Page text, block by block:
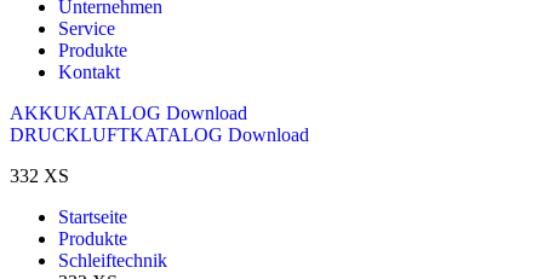
Unternehmen
Service
Produkte
Kontakt
AKKUKATALOG Download
DRUCKLUFTKATALOG Download
332 XS
Startseite
Produkte
Schleiftechnik